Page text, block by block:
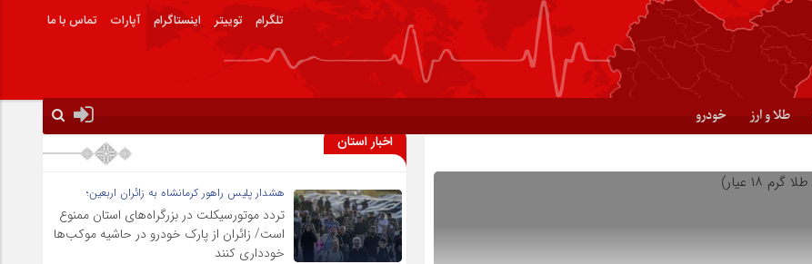
تلگرام توییتر اینستاگرام آپارات تماس با ما
طلا و ارز خودرو
اخبار استان
هشدار پلیس راهور کرمانشاه به زائران اربعین؛
تردد موتورسیکلت در بزرگراه‌های استان ممنوع
است/ زائران از پارک خودرو در حاشیه موکب‌ها
خودداری کنند